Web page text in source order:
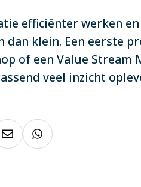
efficiënter werken
dan klein. Een eerste
of een Value Stream
veel inzicht